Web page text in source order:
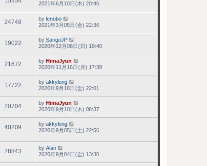
2021年6月10日(木) 20:46
24748 by lenobo
2021年3月05日(金) 22:36
19022 by SangoJP
2020年12月06日(日) 19:40
21672 by HimaJyun
2020年11月16日(月) 17:38
17722 by akkylong
2020年9月18日(金) 22:01
20704 by HimaJyun
2020年9月10日(木) 08:37
40209 by akkylong
2020年9月05日(土) 22:56
28843 by Alan
2020年9月04日(金) 13:30